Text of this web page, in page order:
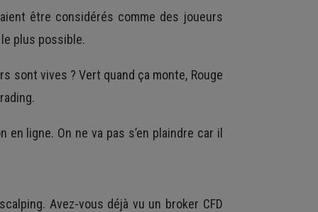
être considérés comme des joueurs
plus possible.
sont vives ? Vert quand ça monte, Rouge
ligne. On ne va pas s’en plaindre car il
Avez-vous déjà vu un broker CFD